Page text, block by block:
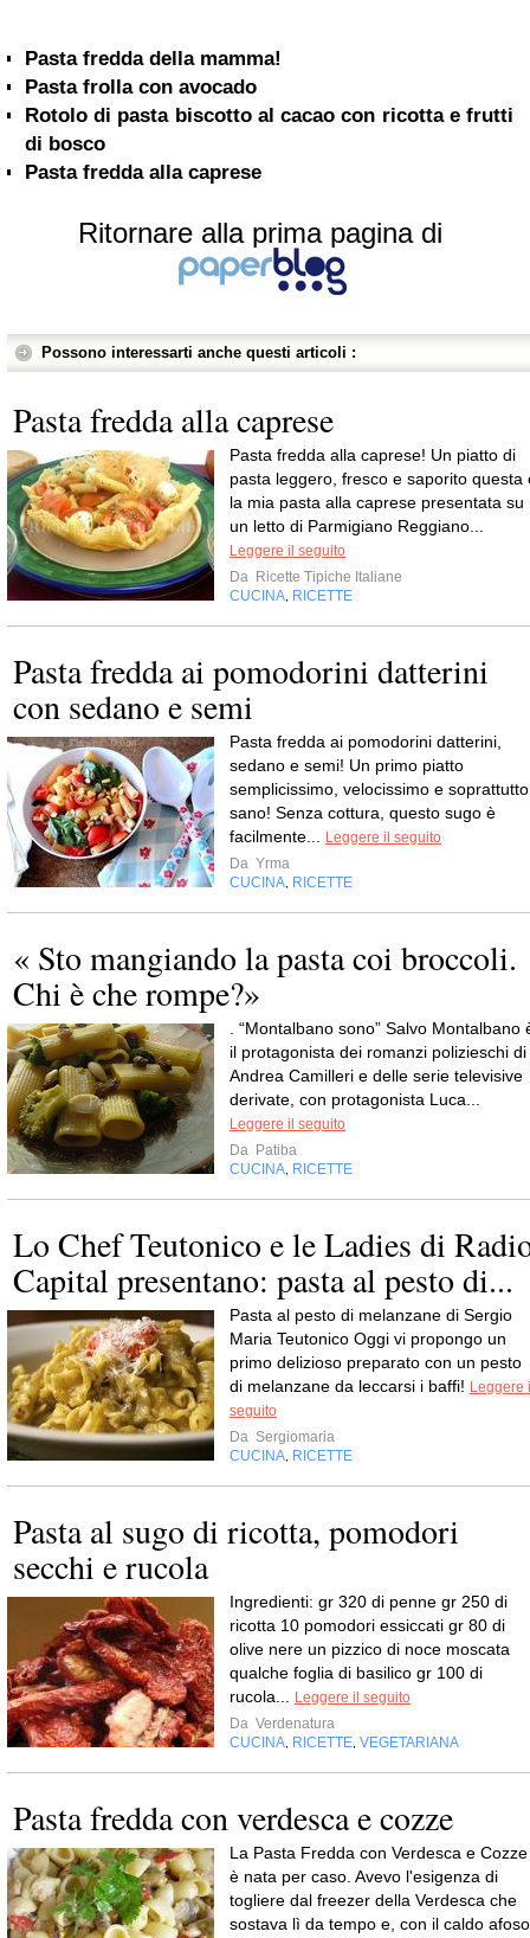
Pasta fredda della mamma!
Pasta frolla con avocado
Rotolo di pasta biscotto al cacao con ricotta e frutti
di bosco
Pasta fredda alla caprese
Ritornare alla prima pagina di
Possono interessarti anche questi articoli :
Pasta fredda alla caprese
Pasta fredda alla caprese! Un piatto di
pasta leggero, fresco e saporito questa
la mia pasta alla caprese presentata su
un letto di Parmigiano Reggiano...
Leggere il seguito
Da Ricette Tipiche Italiane
CUCINA RICETTE
Pasta fredda ai pomodorini datterini
con sedano e semi
Pasta fredda ai pomodorini datterini,
sedano e semi! Un primo piatto
semplicissimo, velocissimo e soprattutto
sano! Senza cottura, questo sugo è
facilmente...
Leggere il seguito
Da Yrma
CUCINA RICETTE
« Sto mangiando la pasta coi broccoli.
Chi è che rompe?»
. “Montalbano sono” Salvo Montalbano
il protagonista dei romanzi polizieschi di
Andrea Camilleri e delle serie televisive
derivate, con protagonista Luca...
Leggere il seguito
Da Patiba
CUCINA RICETTE
Lo Chef Teutonico e le Ladies di
Capital presentano: pasta al pesto di...
Pasta al pesto di melanzane di Sergio
Maria Teutonico Oggi vi propongo un
primo delizioso preparato con un pesto
di melanzane da leccarsi i baffi! Leggere
seguito
Da Sergiomaria
CUCINA RICETTE
Pasta al sugo di ricotta, pomodori
secchi e rucola
Ingredienti: gr 320 di penne gr 250 di
ricotta 10 pomodori essiccati gr 80 di
olive nere un pizzico di noce moscata
qualche foglia di basilico gr 100 di
rucola...
Leggere il seguito
Da Verdenatura
CUCINA RICETTE VEGETARIANA
Pasta fredda con verdesca e cozze
La Pasta Fredda con Verdesca e Cozze
è nata per caso. Avevo l'esigenza di
togliere dal freezer della Verdesca che
sostava lì da tempo e, con il caldo afoso